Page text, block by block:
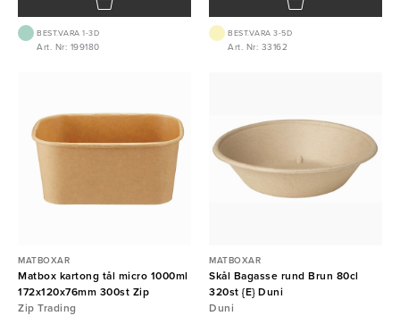
BEST.VARA 1-3D
Art. Nr: 199180
BEST.VARA 3-5D
Art. Nr: 33162
MATBOXAR
Matbox kartong tål micro 1000ml
172x120x76mm 300st Zip
Zip Trading
MATBOXAR
Skål Bagasse rund Brun 80cl
320st {E} Duni
Duni